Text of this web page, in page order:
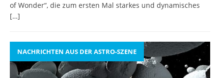
of Wonder“, die zum ersten Mal starkes und dynamisches
[…]
NACHRICHTEN AUS DER ASTRO-SZENE